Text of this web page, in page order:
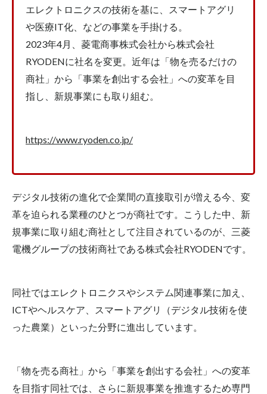
エレクトロニクスの技術を基に、スマートアグリ
や医療IT化、などの事業を手掛ける。
2023年4月、菱電商事株式会社から株式会社
RYODENに社名を変更。近年は「物を売るだけの
商社」から「事業を創出する会社」への変革を目
指し、新規事業にも取り組む。
https://www.ryoden.co.jp/
デジタル技術の進化で企業間の直接取引が増える今、変
革を迫られる業種のひとつが商社です。こうした中、新
規事業に取り組む商社として注目されているのが、三菱
電機グループの技術商社である株式会社RYODENです。
同社ではエレクトロニクスやシステム関連事業に加え、
ICTやヘルスケア、スマートアグリ（デジタル技術を使
った農業）といった分野に進出しています。
「物を売る商社」から「事業を創出する会社」への変革
を目指す同社では、さらに新規事業を推進するため専門